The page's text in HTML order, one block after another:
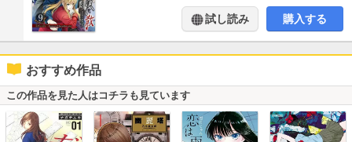
試し読み 購入する
おすすめ作品
この作品を見た人はコチラも見ています